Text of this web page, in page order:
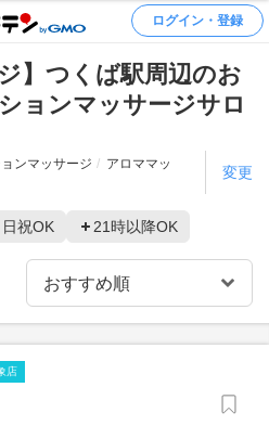
ログイン・登録
】つくば駅周辺のお
ョンマッサージサロ
ンマッサージ
アロママッ
変更
日祝OK 21時以降OK
店